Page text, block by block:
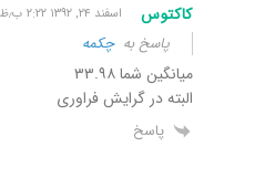
کاکتوس اسفند ۲۴, ۱۳۹۲ ۲:۲۲ ب٫ظ
پاسخ بهچکمه
میانگین شما ۳۳.۹۸
البته در گرایش فراوری
پاسخ